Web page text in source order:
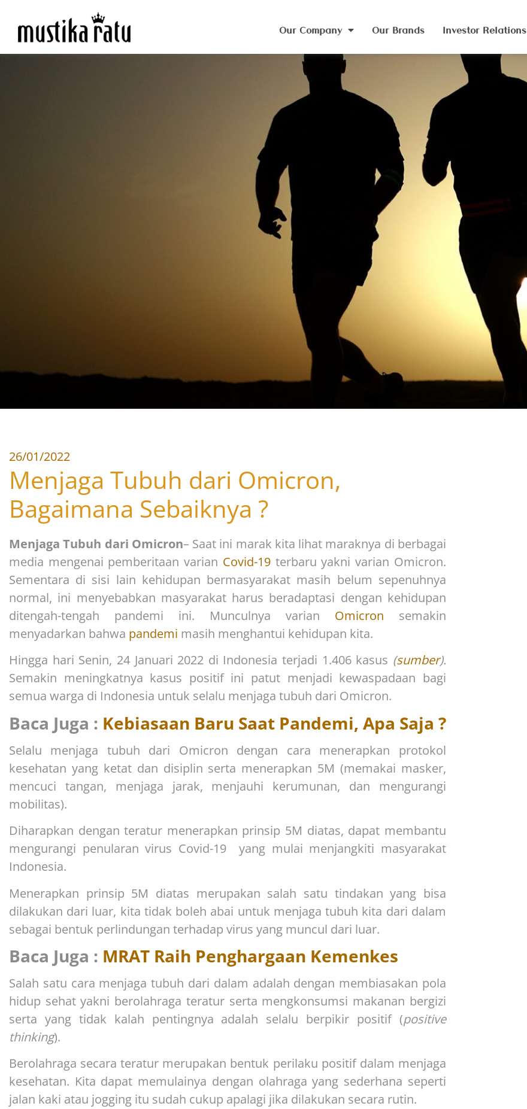
Our Company Our Brands Investor Relations
26/01/2022
Menjaga Tubuh dari Omicron,
Bagaimana Sebaiknya ?
Menjaga Tubuh dari Omicron– Saat ini marak kita lihat maraknya di berbagai
media mengenai pemberitaan varian Covid-19 terbaru yakni varian Omicron.
Sementara di sisi lain kehidupan bermasyarakat masih belum sepenuhnya
normal, ini menyebabkan masyarakat harus beradaptasi dengan kehidupan
ditengah-tengah pandemi ini. Munculnya varian Omicron semakin
menyadarkan bahwa pandemi masih menghantui kehidupan kita.
Hingga hari Senin, 24 Januari 2022 di Indonesia terjadi 1.406 kasus (sumber).
Semakin meningkatnya kasus positif ini patut menjadi kewaspadaan bagi
semua warga di Indonesia untuk selalu menjaga tubuh dari Omicron.
Baca Juga : Kebiasaan Baru Saat Pandemi, Apa Saja ?
Selalu menjaga tubuh dari Omicron dengan cara menerapkan protokol
kesehatan yang ketat dan disiplin serta menerapkan 5M (memakai masker,
mencuci tangan, menjaga jarak, menjauhi kerumunan, dan mengurangi
mobilitas).
Diharapkan dengan teratur menerapkan prinsip 5M diatas, dapat membantu
mengurangi penularan virus Covid-19 yang mulai menjangkiti masyarakat
Indonesia.
Menerapkan prinsip 5M diatas merupakan salah satu tindakan yang bisa
dilakukan dari luar, kita tidak boleh abai untuk menjaga tubuh kita dari dalam
sebagai bentuk perlindungan terhadap virus yang muncul dari luar.
Baca Juga : MRAT Raih Penghargaan Kemenkes
Salah satu cara menjaga tubuh dari dalam adalah dengan membiasakan pola
hidup sehat yakni berolahraga teratur serta mengkonsumsi makanan bergizi
serta yang tidak kalah pentingnya adalah selalu berpikir positif (positive
thinking).
Berolahraga secara teratur merupakan bentuk perilaku positif dalam menjaga
kesehatan. Kita dapat memulainya dengan olahraga yang sederhana seperti
jalan kaki atau jogging itu sudah cukup apalagi jika dilakukan secara rutin.